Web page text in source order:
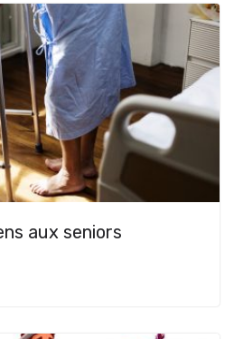
aux seniors